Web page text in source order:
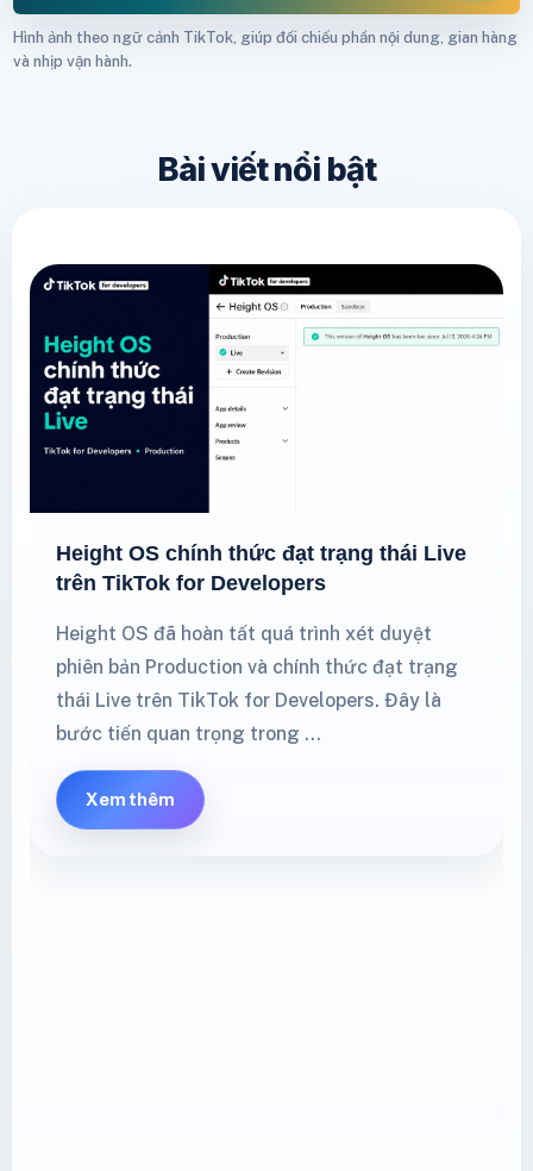
Hình ảnh theo ngữ cảnh TikTok, giúp đối chiếu phần nội dung, gian hàng
và nhịp vận hành.
Bài viết nổi bật
Height OS chính thức đạt trạng thái Live
trên TikTok for Developers
Height OS đã hoàn tất quá trình xét duyệt
phiên bản Production và chính thức đạt trạng
thái Live trên TikTok for Developers. Đây là
bước tiến quan trọng trong …
Xem thêm